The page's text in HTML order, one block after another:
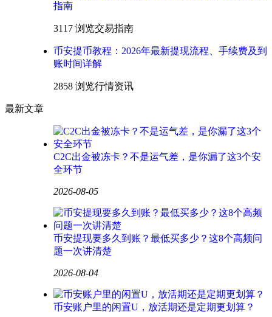
指南
3117 浏览交易指南
币安提币教程：2026年最新提现流程、手续费及到
账时间详解
2858 浏览行情资讯
最新文章
C2C出金被冻卡？不是运气差，是你漏了这3个安
全环节
2026-08-05
币安提现要多久到账？最低买多少？这8个高频问
题一次讲清楚
2026-08-04
币安账户里的闲置U，放活期还是定期更划算？